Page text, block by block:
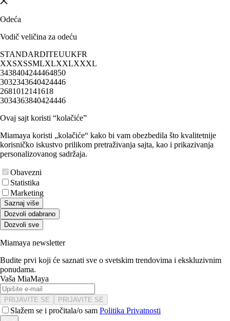
Odeća
Vodič veličina za odeću
STANDARDITEUUKFR
XXSXSSMLXLXXLXXXL
3438404244464850
3032343640424446
2681012141618
3034363840424446
Ovaj sajt koristi “kolačiće”
Miamaya koristi „kolačiće“ kako bi vam obezbedila što kvalitetnije
korisničko iskustvo prilikom pretraživanja sajta, kao i prikazivanja
personalizovanog sadržaja.
Obavezni
Statistika
Marketing
Saznaj više
Dozvoli odabrano
Dozvoli sve
Miamaya newsletter
Budite prvi koji će saznati sve o svetskim trendovima i ekskluzivnim
ponudama.
Vaša MiaMaya
PRIJAVITE SE PRIJAVITE SE
Slažem se i pročitala/o sam Politika Privatnosti